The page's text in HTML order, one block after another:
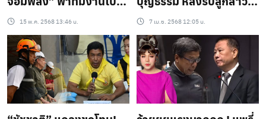
เลี้ยงร้าน ‘บูมเทยกะทะ ‘
หลังปักหลักทำงานในพื้นที่
ตึก สตง. ถล่ม กว่า 44 วัน
15 พ.ค. 2568 13:46 น.
เหยื่อตึก สตง. ถล่ม เข้า
ครอบครัว พร้อมดูแลดั่ง
ลูกแท้
7 เม.ย. 2568 12:05 น.